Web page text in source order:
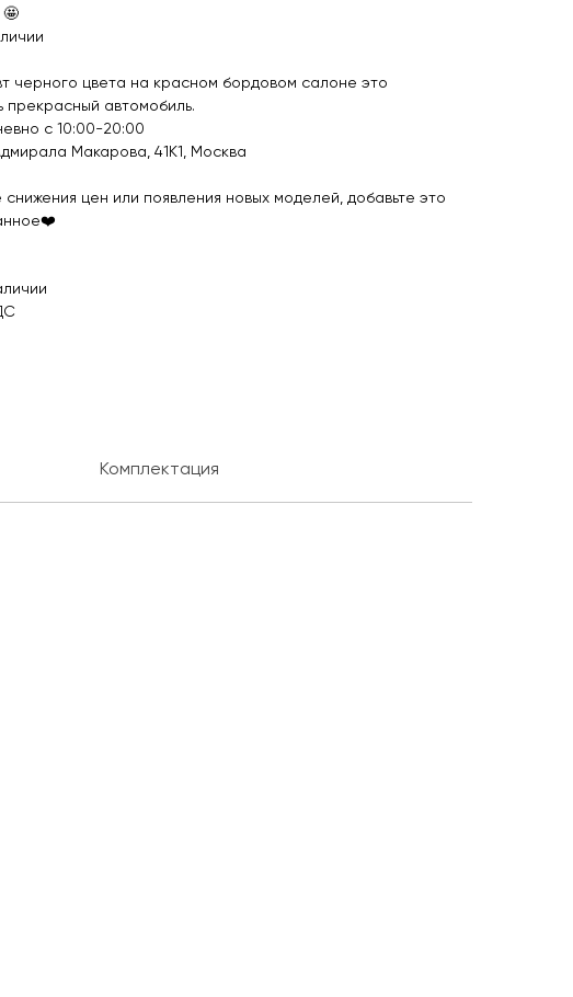
🤩
черного цвета на красном бордовом салоне это
прекрасный автомобиль.
с 10:00-20:00
Макарова, 41К1, Москва
снижения цен или появления новых моделей, добавьте это
Комплектация